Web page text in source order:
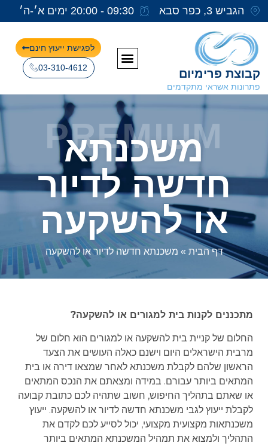
הגביש 3, כפר סבא 09:30 - 20:00 ימים א׳-ה׳
קבוצת פרימיום
פתרונות אשראי מתקדמים
לפגישת ייעוץ חינם
03-310-4612
PREMIUM
משכנתא
חדשה לדיור
או להשקעה
דף הבית » משכנתא חדשה לדיור או להשקעה
מתכננים לקנות בית למגורים או להשקעה?
החלום של קניית בית להשקעה או למגורים הוא חלום של
מרבית הישראלים היום וישנם כאלה העושים את הצעד
הראשון שלהם לקבלת משכנתא לאחר שמצאו דירה או בית
המתאים ביותר עבורם. במידה ומצאתם את הנכס המתאים
או שאתם בתהליך החיפוש, חשוב שתהיה לכם כתובת קבועה
לקבלת ייעוץ לגבי משכנתא חדשה לדיור או להשקעה. ייעוץ
משכנתאות מקצועית מקצועי, יכול לסייע לכם לקדם את
התהליך ולמצוא את תמהיל המשכנתא המתאים ביותר